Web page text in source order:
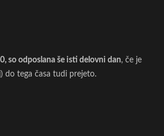
so odposlana še isti delovni dan, če je
do tega časa tudi prejeto.